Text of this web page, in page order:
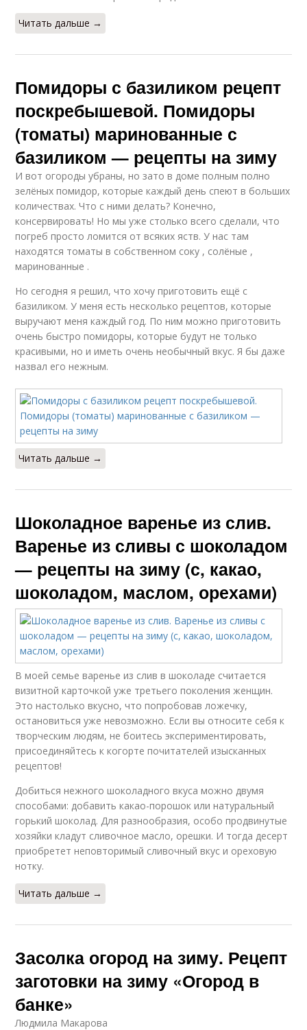
Рецепт без
Рецепт под
капроновую крышку
Рецепт с горчицей
Рецепты без
стерилизации
Быстрый рецепт
Ингредиенты в
рецептах
Оригинальный
рецепт
Рецепт с фото
Вкусные заготовки Рецепт из овощей
стерилизации
Обалденный рецепт
Рецепты на зиму Кавказские рецепты
Читать дальше →
Помидоры с базиликом рецепт
поскребышевой. Помидоры
(томаты) маринованные с
базиликом — рецепты на зиму
И вот огороды убраны, но зато в доме полным полно
зелёных помидор, которые каждый день спеют в больших
количествах. Что с ними делать? Конечно,
консервировать! Но мы уже столько всего сделали, что
погреб просто ломится от всяких яств. У нас там
находятся томаты в собственном соку , солёные ,
маринованные .
Но сегодня я решил, что хочу приготовить ещё с
базиликом. У меня есть несколько рецептов, которые
выручают меня каждый год. По ним можно приготовить
очень быстро помидоры, которые будут не только
красивыми, но и иметь очень необычный вкус. Я бы даже
назвал его нежным.
Читать дальше →
Шоколадное варенье из слив.
Варенье из сливы с шоколадом
— рецепты на зиму (с, какао,
шоколадом, маслом, орехами)
В моей семье варенье из слив в шоколаде считается
визитной карточкой уже третьего поколения женщин.
Это настолько вкусно, что попробовав ложечку,
остановиться уже невозможно. Если вы относите себя к
творческим людям, не боитесь экспериментировать,
присоединяйтесь к когорте почитателей изысканных
рецептов!
Добиться нежного шоколадного вкуса можно двумя
способами: добавить какао-порошок или натуральный
горький шоколад. Для разнообразия, особо продвинутые
хозяйки кладут сливочное масло, орешки. И тогда десерт
приобретет неповторимый сливочный вкус и ореховую
нотку.
Читать дальше →
Засолка огород на зиму. Рецепт
заготовки на зиму «Огород в
банке»
Людмила Макарова